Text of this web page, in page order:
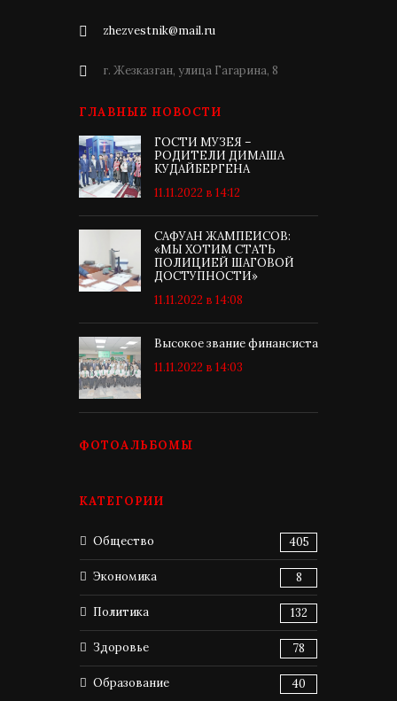
zhezvestnik@mail.ru
г. Жезказган, улица Гагарина, 8
ГЛАВНЫЕ НОВОСТИ
ГОСТИ МУЗЕЯ –
РОДИТЕЛИ ДИМАША
КУДАЙБЕРГЕНА
11.11.2022 в 14:12
САФУАН ЖАМПЕИСОВ:
«МЫ ХОТИМ СТАТЬ
ПОЛИЦИЕЙ ШАГОВОЙ
ДОСТУПНОСТИ»
11.11.2022 в 14:08
Высокое звание финансиста
11.11.2022 в 14:03
ФОТОАЛЬБОМЫ
КАТЕГОРИИ
Общество 405
Экономика 8
Политика 132
Здоровье 78
Образование 40